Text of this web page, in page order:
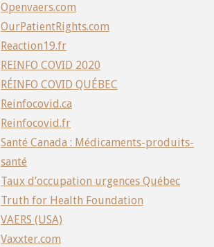
Openvaers.com
OurPatientRights.com
Reaction19.fr
REINFO COVID 2020
RÉINFO COVID QUÉBEC
Reinfocovid.ca
Reinfocovid.fr
Santé Canada : Médicaments-produits-
santé
Taux d’occupation urgences Québec
Truth for Health Foundation
VAERS (USA)
Vaxxter.com